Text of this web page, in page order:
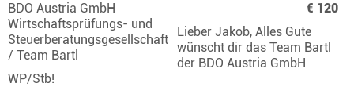
BDO Austria GmbH
Wirtschaftsprüfungs- und
Steuerberatungsgesellschaft
/ Team Bartl
€ 120
Lieber Jakob, Alles Gute
wünscht dir das Team Bartl
der BDO Austria GmbH
WP/Stb!